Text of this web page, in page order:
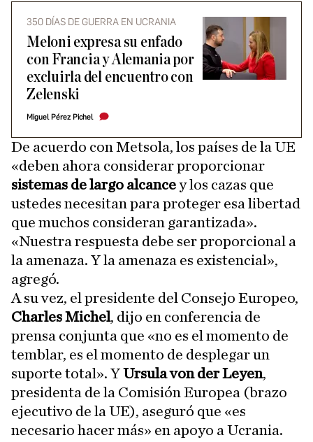
350 DÍAS DE GUERRA EN UCRANIA
Meloni expresa su enfado
con Francia y Alemania por
excluirla del encuentro con
Zelenski
Miguel Pérez Pichel
De acuerdo con Metsola, los países de la UE
«deben ahora considerar proporcionar
sistemas de largo alcancey los cazas que
ustedes necesitan para proteger esa libertad
que muchos consideran garantizada».
«Nuestra respuesta debe ser proporcional a
la amenaza. Y la amenaza es existencial»,
agregó.
A su vez, el presidente del Consejo Europeo,
Charles Michel, dijo en conferencia de
prensa conjunta que «no es el momento de
temblar, es el momento de desplegar un
suporte total». YUrsula von der Leyen,
presidenta de la Comisión Europea (brazo
ejecutivo de la UE), aseguró que «es
necesario hacer más» en apoyo a Ucrania.